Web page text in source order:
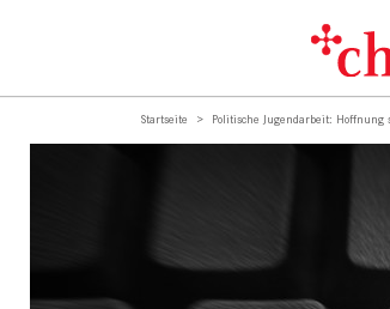
Startseite Politische Jugendarbeit: Hoffnung